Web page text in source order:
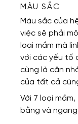
MÀU SẮC
Màu sắc của
việc sẽ phải
loại mắm mà
với các yếu tố
cùng là cân
của tất cả
Với 7 loại
bằng và